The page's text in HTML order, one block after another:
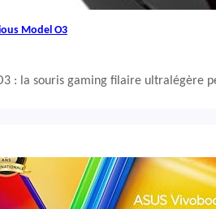
Model O3
: la souris gaming filaire ultralégère